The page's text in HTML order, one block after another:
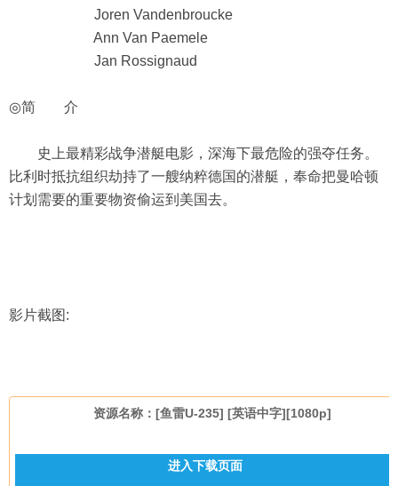
Joren Vandenbroucke
Ann Van Paemele
Jan Rossignaud
◎简 介
史上最精彩战争潜艇电影，深海下最危险的强夺任务。
比利时抵抗组织劫持了一艘纳粹德国的潜艇，奉命把曼哈顿
计划需要的重要物资偷运到美国去。
影片截图:
资源名称：[鱼雷U-235] [英语中字][1080p]
进入下载页面